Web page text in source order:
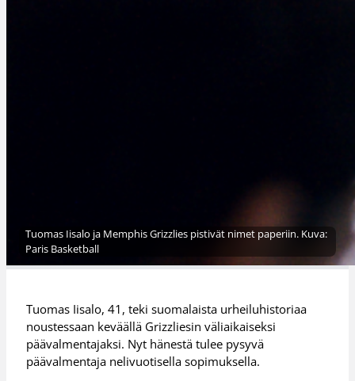
Tuomas Iisalo ja Memphis Grizzlies pistivät nimet paperiin. Kuva:
Paris Basketball
Tuomas Iisalo, 41, teki suomalaista urheiluhistoriaa
noustessaan keväällä Grizzliesin väliaikaiseksi
päävalmentajaksi. Nyt hänestä tulee pysyvä
päävalmentaja nelivuotisella sopimuksella.